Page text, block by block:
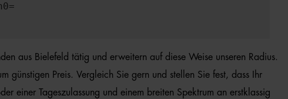
aus Bielefeld tätig und erweitern auf diese Weise unseren Radius.
günstigen Preis. Vergleich Sie gern und stellen Sie fest, dass Ihr
einer Tageszulassung und einem breiten Spektrum an erstklassig